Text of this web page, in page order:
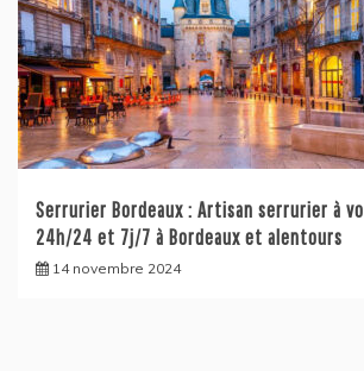
Serrurier Bordeaux : Artisan serrurier à
24h/24 et 7j/7 à Bordeaux et alentours
14 novembre 2024